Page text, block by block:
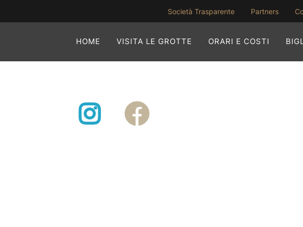
Società Trasparente(apertura su nuova
Partners
HOME VISITA LE GROTTE ORARI E COSTI
Instagram Facebook